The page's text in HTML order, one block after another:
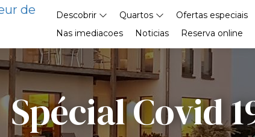
de
Descobrir Quartos Ofertas especiais
Nas imediacoes
Noticias Reserva online
Spécial Covid